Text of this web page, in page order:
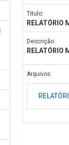
Titulo:
RELATÓRIO
Descrição:
RELATÓRIO
Arquivos: